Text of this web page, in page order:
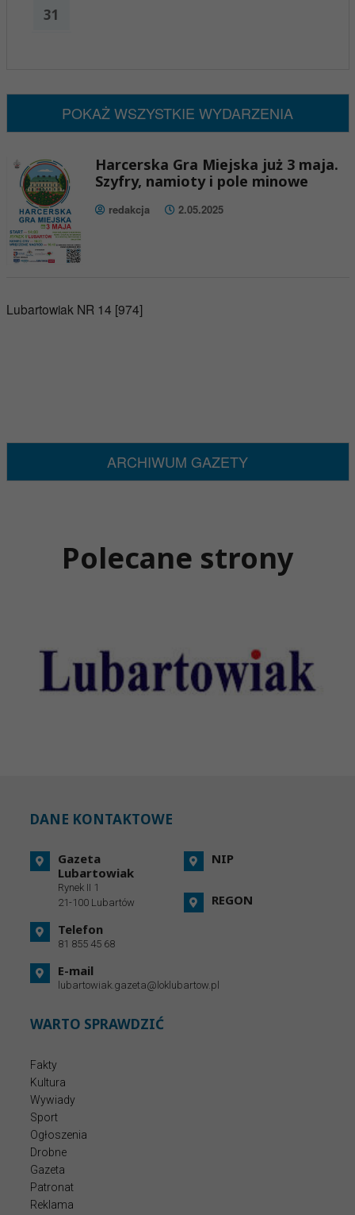
31
POKAŻ WSZYSTKIE WYDARZENIA
Harcerska Gra Miejska już 3 maja.
Szyfry, namioty i pole minowe
redakcja 2.05.2025
Lubartowiak NR 14 [974]
ARCHIWUM GAZETY
Polecane strony
DANE KONTAKTOWE
Gazeta
Lubartowiak
Rynek II 1
21-100 Lubartów
Telefon
81 855 45 68
E-mail
lubartowiak.gazeta@loklubartow.pl
NIP
REGON
WARTO SPRAWDZIĆ
Fakty
Kultura
Wywiady
Sport
Ogłoszenia
Drobne
Gazeta
Patronat
Reklama